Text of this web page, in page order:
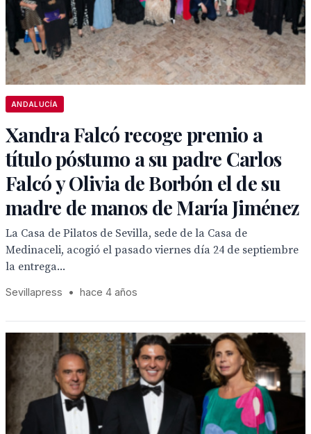
ANDALUCÍA
Xandra Falcó recoge premio a
título póstumo a su padre Carlos
Falcó y Olivia de Borbón el de su
madre de manos de María Jiménez
La Casa de Pilatos de Sevilla, sede de la Casa de
Medinaceli, acogió el pasado viernes día 24 de septiembre
la entrega...
Sevillapress • hace 4 años